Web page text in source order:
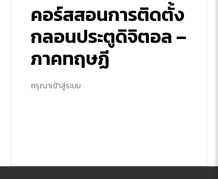
คอร์สสอนการติดตั้ง
กลอนประตูดิจิตอล –
ภาคทฤษฏี
กรุณาเข้าสู่ระบบ